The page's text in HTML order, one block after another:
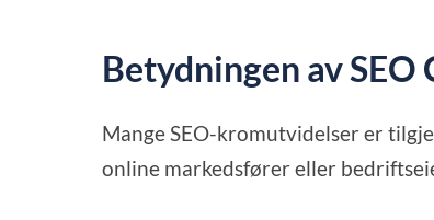
Betydningen av
Mange SEO-kromutvidelser er
online markedsfører eller